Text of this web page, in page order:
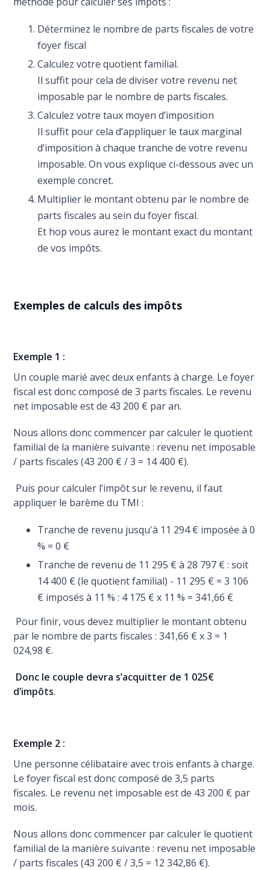
Déterminez le nombre de parts fiscales de votre
foyer fiscal
Calculez votre quotient familial.
Il suffit pour cela de diviser votre revenu net
imposable par le nombre de parts fiscales.
Calculez votre taux moyen d’imposition
Il suffit pour cela d’appliquer le taux marginal
d’imposition à chaque tranche de votre revenu
imposable. On vous explique ci-dessous avec un
exemple concret.
Multiplier le montant obtenu par le nombre de
parts fiscales au sein du foyer fiscal.
Et hop vous aurez le montant exact du montant
de vos impôts.
Exemples de calculs des impôts
Exemple 1 :
Un couple marié avec deux enfants à charge. Le foyer
fiscal est donc composé de 3 parts fiscales. Le revenu
net imposable est de 43 200 € par an.
Nous allons donc commencer par calculer le quotient
familial de la manière suivante : revenu net imposable
/ parts fiscales (43 200 € / 3 = 14 400 €).
Puis pour calculer l’impôt sur le revenu, il faut
appliquer le barème du TMI :
Tranche de revenu jusqu'à 11 294 € imposée à 0
% = 0 €
Tranche de revenu de 11 295 € à 28 797 € : soit
14 400 € (le quotient familial) - 11 295 € = 3 106
€ imposés à 11 % : 4 175 € x 11 % = 341,66 €
Pour finir, vous devez multiplier le montant obtenu
par le nombre de parts fiscales : 341,66 € x 3 = 1
024,98 €.
Donc le couple devra s’acquitter de 1 025€
d’impôts.
Exemple 2 :
Une personne célibataire avec trois enfants à charge.
Le foyer fiscal est donc composé de 3,5 parts
fiscales. Le revenu net imposable est de 43 200 € par
mois.
Nous allons donc commencer par calculer le quotient
familial de la manière suivante : revenu net imposable
/ parts fiscales (43 200 € / 3,5 = 12 342,86 €).